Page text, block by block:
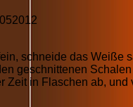
052012
schneide das Weiße
geschnittenen
Zeit in Flaschen ab, und